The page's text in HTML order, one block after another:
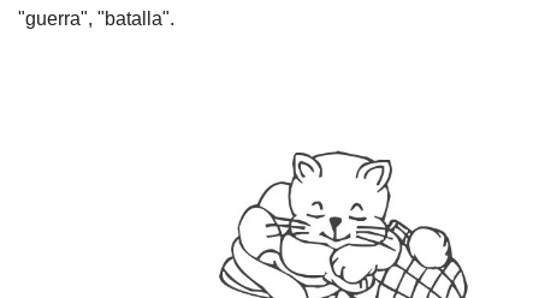
Padres
"guerra", "batalla".